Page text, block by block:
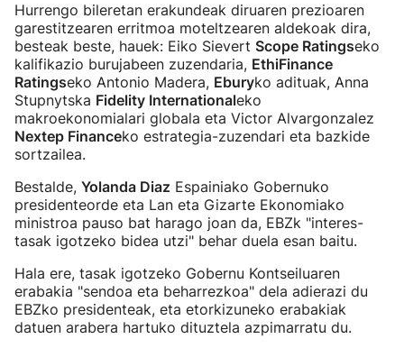
Hurrengo bileretan erakundeak diruaren prezioaren
garestitzearen erritmoa moteltzearen aldekoak dira,
besteak beste, hauek: Eiko Sievert Scope Ratingseko
kalifikazio burujabeen zuzendaria, EthiFinance
Ratingseko Antonio Madera, Eburyko adituak, Anna
Stupnytska Fidelity Internationaleko
makroekonomialari globala eta Victor Alvargonzalez
Nextep Financeko estrategia-zuzendari eta bazkide
sortzailea.
Bestalde, Yolanda Diaz Espainiako Gobernuko
presidenteorde eta Lan eta Gizarte Ekonomiako
ministroa pauso bat harago joan da, EBZk "interes-
tasak igotzeko bidea utzi" behar duela esan baitu.
Hala ere, tasak igotzeko Gobernu Kontseiluaren
erabakia "sendoa eta beharrezkoa" dela adierazi du
EBZko presidenteak, eta etorkizuneko erabakiak
datuen arabera hartuko dituztela azpimarratu du.